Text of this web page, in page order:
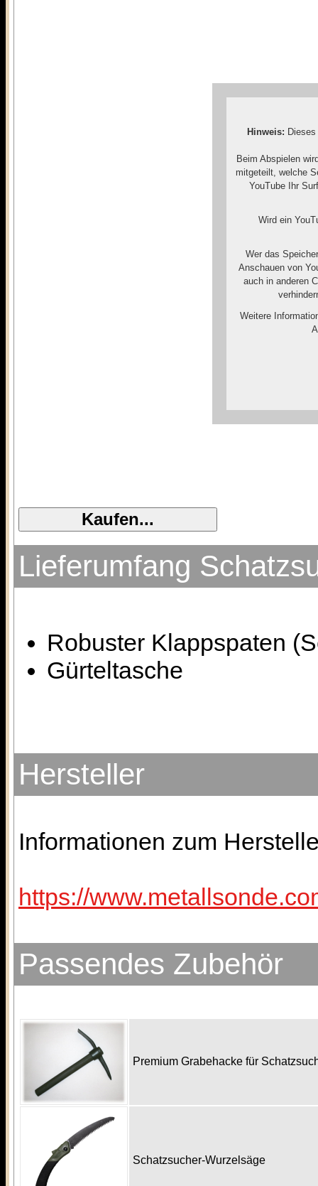
Hinweis:
Beim Abspielen
mitgeteilt, welche
YouTube Ihr
Wird ein
Wer das
Anschauen von
auch in anderen
Weitere
Lieferumfang
Robuster Klappspaten
Gürteltasche
Hersteller
Informationen zum
https://
Passendes Zubehör
Premium Grabehacke für
Schatzsucher-Wurzelsäge